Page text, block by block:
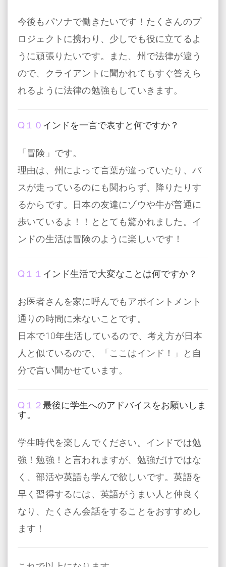
今後もパソナで働きたいです！たくさんのプ
ロジェクトに携わり、少しでも役に立てるよ
うに頑張りたいです。また、州で法律が違う
ので、クライアントに聞かれてもすぐ答えら
れるように法律の勉強もしていきます。
Q１０ インドを一言で表すと何ですか？
「冒険」です。
理由は、州によって言葉が違っていたり、バ
スが走っているのにも関わらず、降りたりす
るからです。日本の友達にゾウや牛が普通に
歩いているよ！！ととても驚かれました。イ
ンドの生活は冒険のように楽しいです！
Q１１ インド生活で大変なことは何ですか？
お医者さんを家に呼んでもアポイントメント
通りの時間に来ないことです。
日本で10年生活しているので、考え方が日本
人と似ているので、「ここはインド！」と自
分で言い聞かせています。
Q１２最後に学生へのアドバイスをお願いしま
す。
学生時代を楽しんでください。インドでは勉
強！勉強！と言われますが、勉強だけではな
く、部活や英語も学んで欲しいです。英語を
早く習得するには、英語がうまい人と仲良く
なり、たくさん会話をすることをおすすめし
ます！